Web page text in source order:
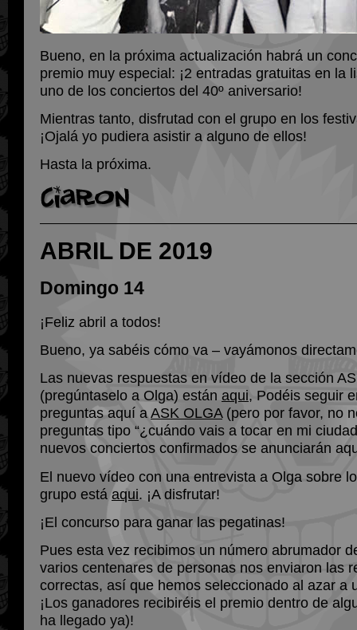
Bueno, en la próxima actualización habrá un
premio muy especial: ¡2 entradas gratuitas en la
uno de los conciertos del 40º aniversario!
Mientras tanto, disfrutad con el grupo en los
¡Ojalá yo pudiera asistir a alguno de ellos!
Hasta la próxima.
ABRIL DE 2019
Domingo 14
¡Feliz abril a todos!
Bueno, ya sabéis cómo va – vayámonos
Las nuevas respuestas en vídeo de la sección
(pregúntaselo a Olga) están aqui, Podéis seguir
preguntas aquí aASK OLGA(pero por favor, no
preguntas tipo “¿cuándo vais a tocar en mi
nuevos conciertos confirmados se anunciarán
El nuevo vídeo con una entrevista a Olga sobre
grupo estáaqui. ¡A disfrutar!
¡El concurso para ganar las pegatinas!
Pues esta vez recibimos un número abrumador
varios centenares de personas nos enviaron las
correctas, así que hemos seleccionado al azar a
¡Los ganadores recibiréis el premio dentro de
ha llegado ya)!